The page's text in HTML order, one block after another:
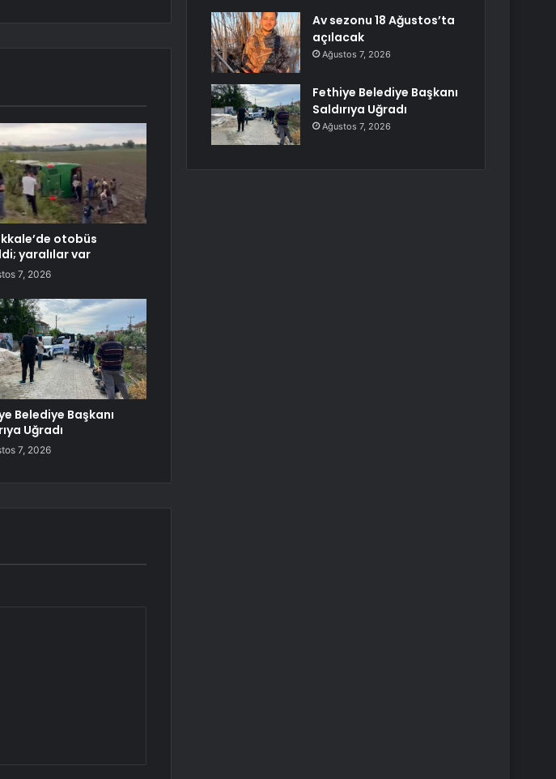
otobüs
yaralılar var
7, 2026
Belediye Başkanı
Uğradı
7, 2026
Av sezonu 18 Ağustos’ta
açılacak
Ağustos 7, 2026
Fethiye Belediye Başkanı
Saldırıya Uğradı
Ağustos 7, 2026